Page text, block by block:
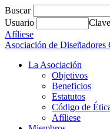
Buscar
Usuario
Clave
Afíliese
Asociación de
La Asociación
Objetivos
Beneficios
Estatutos
Código de
Afíliese